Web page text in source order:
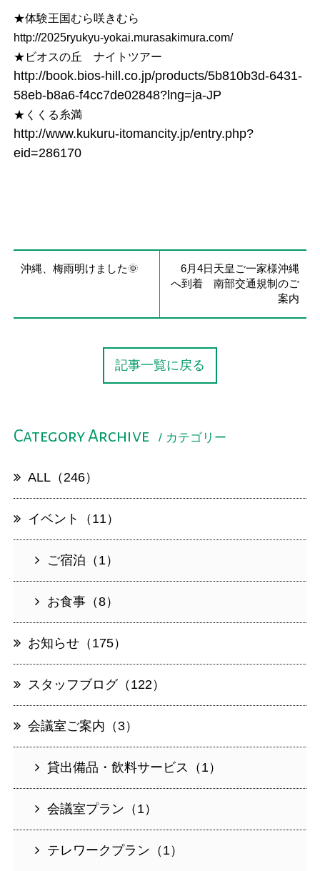
★体験王国むら咲きむら
http://2025ryukyu-yokai.murasakimura.com/
★ビオスの丘 ナイトツアー
http://book.bios-hill.co.jp/products/5b810b3d-6431-
58eb-b8a6-f4cc7de02848?lng=ja-JP
★くくる糸満
http://www.kukuru-itomancity.jp/entry.php?
eid=286170
沖縄、梅雨明けました🌞
6月4日天皇ご一家様沖縄
へ到着 南部交通規制のご
案内
記事一覧に戻る
Category Archive / カテゴリー
ALL（246）
イベント（11）
ご宿泊（1）
お食事（8）
お知らせ（175）
スタッフブログ（122）
会議室ご案内（3）
貸出備品・飲料サービス（1）
会議室プラン（1）
テレワークプラン（1）